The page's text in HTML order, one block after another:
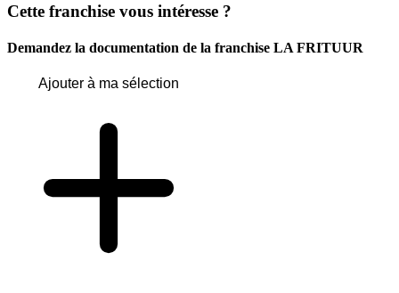
Cette franchise vous intéresse ?
Demandez la documentation de la franchise LA FRITUUR
Ajouter à ma sélection